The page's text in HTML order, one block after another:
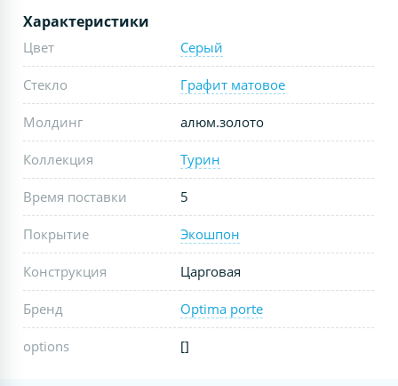
Характеристики
Цвет Серый
Стекло Графит матовое
Молдинг алюм.золото
Коллекция Турин
Время поставки 5
Покрытие Экошпон
Конструкция Царговая
Бренд Optima porte
options []